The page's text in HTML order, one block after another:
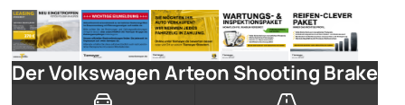
Der Volkswagen Arteon Shooting Brake